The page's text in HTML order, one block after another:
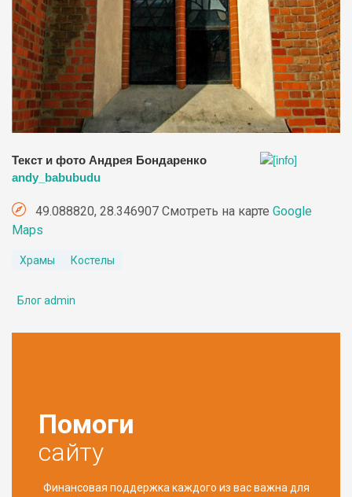
Текст и фото Андрея Бондаренко
andy_babubudu
49.088820, 28.346907 Смотреть на карте Google
Maps
Храмы Костелы
Блог admin
Помоги
сайту
Финансовая поддержка каждого из вас важна для